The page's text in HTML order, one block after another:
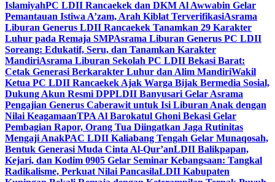
IslamiyahPC LDII Rancaekek dan DKM Al Awwabin Gelar
Pemantauan Istiwa A’zam, Arah Kiblat TerverifikasiAsrama
Liburan Generus LDII Rancaekek Tanamkan 29 Karakter
Luhur pada Remaja SMPAsrama Liburan Generus PC LDII
Soreang: Edukatif, Seru, dan Tanamkan Karakter
MandiriAsrama Liburan Sekolah PC LDII Bekasi Barat:
Cetak Generasi Berkarakter Luhur dan Alim MandiriWakil
Ketua PC LDII Rancaekek Ajak Warga Bijak Bermedia Sosial,
Dukung Akun Resmi DPPLDII Banyusari Gelar Asrama
Pengajian Generus Caberawit untuk Isi Liburan Anak dengan
Nilai KeagamaanTPA Al Barokatul Ghoni Bekasi Gelar
Pembagian Rapor, Orang Tua Diingatkan Jaga Rutinitas
Mengaji AnakPAC LDII Kaliabang Tengah Gelar Munaqosah,
Bentuk Generasi Muda Cinta Al-Qur’anLDII Balikpapan,
Kejari, dan Kodim 0905 Gelar Seminar Kebangsaan: Tangkal
Radikalisme, Perkuat Nilai PancasilaLDII Kabupaten